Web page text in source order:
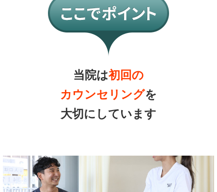
当院は初回の
カウンセリングを
大切にしています